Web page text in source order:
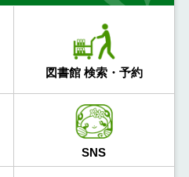
図書館 検索・予約
SNS